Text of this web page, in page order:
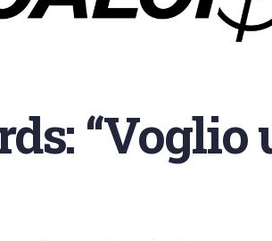
“Voglio